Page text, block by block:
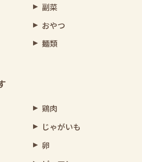
副菜
おやつ
麺類
鶏肉
じゃがいも
卵